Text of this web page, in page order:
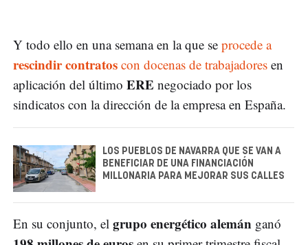
Y todo ello en una semana en la que se procede a
rescindir contratos con docenas de trabajadores en
aplicación del último ERE negociado por los
sindicatos con la dirección de la empresa en España.
LOS PUEBLOS DE NAVARRA QUE SE VAN A
BENEFICIAR DE UNA FINANCIACIÓN
MILLONARIA PARA MEJORAR SUS CALLES
En su conjunto, el grupo energético alemán ganó